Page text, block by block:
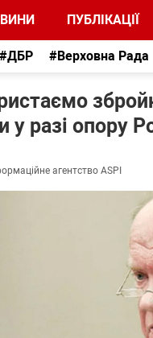
ПУБЛІКАЦІЇ
#ДБР #Верховна Рада
разі опору
агентство ASPI